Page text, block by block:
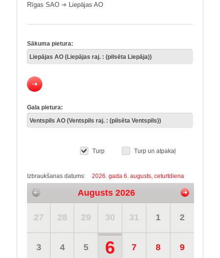
Rīgas SAO ➔ Liepājas AO
Sākuma pietura:
Gala pietura:
Turp Turp un atpakaļ
Izbraukšanas datums: 2026. gada 6. augusts, ceturtdiena
Augusts 2026
27 28 29 30 31 1 2
3 4 5 6 7 8 9